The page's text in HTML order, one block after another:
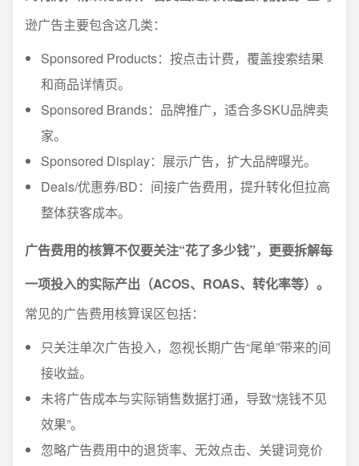
逊广告主要包含这几类：
Sponsored Products：按点击计费，覆盖搜索结果
和商品详情页。
Sponsored Brands：品牌推广，适合多SKU品牌卖
家。
Sponsored Display：展示广告，扩大品牌曝光。
Deals/优惠券/BD：间接广告费用，提升转化但拉高
整体获客成本。
广告费用的核算不仅要关注“花了多少钱”，更要拆解每
一项投入的实际产出（ACOS、ROAS、转化率等）。
常见的广告费用核算误区包括：
只关注单次广告投入，忽视长期广告“尾单”带来的间
接收益。
未将广告成本与实际销售数据打通，导致“烧钱不见
效果”。
忽略广告费用中的退货率、无效点击、关键词竞价